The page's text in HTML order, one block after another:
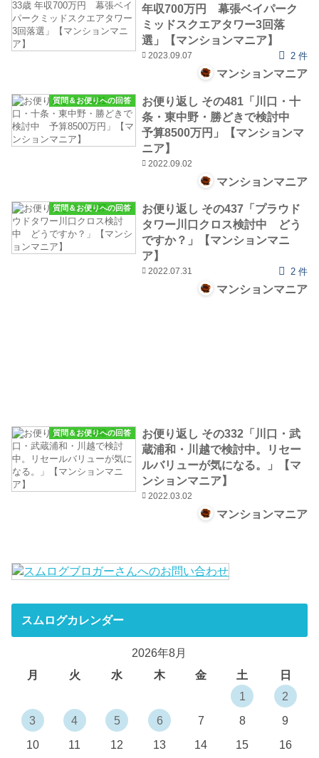
年収700万円 幕張ベイパーク
ミッドスクエアタワー3回落
選」【マンションマニア】
2023.09.07 2 件
マンションマニア
質問＆お便りへの回答
お便り返し その481「川口・十
条・東中野・勝どきで検討中
予算8500万円」【マンションマ
ニア】
2022.09.02
マンションマニア
質問＆お便りへの回答
お便り返し その437「プラウド
タワー川口クロス検討中 どう
ですか？」【マンションマニ
ア】
2022.07.31 2 件
マンションマニア
質問＆お便りへの回答
お便り返し その332「川口・武
蔵浦和・川越で検討中。リセー
ルバリューが気になる。」【マ
ンションマニア】
2022.03.02
マンションマニア
スムログカレンダー
2026年8月
月
火 水 木 金 土
日
1
2
3
4 5 6 7 8
9
10
11 12 13 14 15
16